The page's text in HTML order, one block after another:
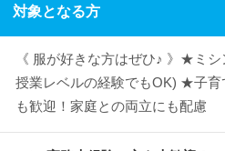
対象となる方
《 服が好きな方はぜひ♪ 》★ミ
授業レベルの経験でもOK) ★子育
も歓迎！家庭との両立にも配慮